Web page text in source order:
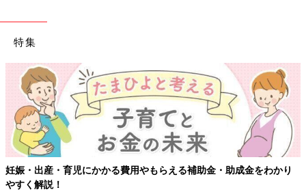
特集
【ワクチン接種できるものも】妊婦の感染症対策、知っておいて